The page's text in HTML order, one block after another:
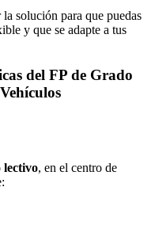
solución para que puedas
y que se adapte a tus
del FP de Grado
lectivo, en el centro de